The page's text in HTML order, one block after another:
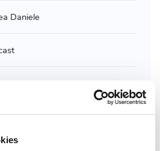
Daniele
digitisation and